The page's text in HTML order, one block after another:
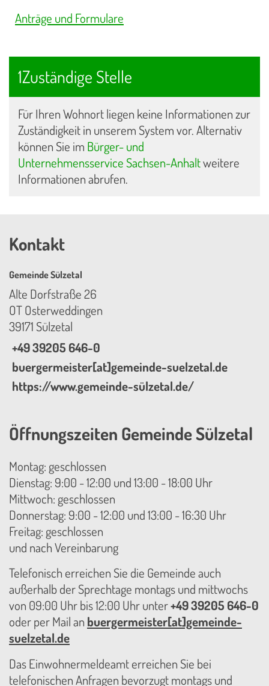
Anträge und Formulare
1Zuständige Stelle
Für Ihren Wohnort liegen keine Informationen zur
Zuständigkeit in unserem System vor. Alternativ
können Sie im Bürger- und
Unternehmensservice Sachsen-Anhaltweitere
Informationen abrufen.
Kontakt
Gemeinde Sülzetal
Alte Dorfstraße 26
OT Osterweddingen
39171 Sülzetal
+49 39205 646-0
buergermeister[at]gemeinde-suelzetal.de
https://www.gemeinde-sülzetal.de/
Öffnungszeiten Gemeinde Sülzetal
Montag: geschlossen
Dienstag: 9:00 - 12:00 und 13:00 - 18:00 Uhr
Mittwoch: geschlossen
Donnerstag: 9:00 - 12:00 und 13:00 - 16:30 Uhr
Freitag: geschlossen
und nach Vereinbarung
Telefonisch erreichen Sie die Gemeinde auch
außerhalb der Sprechtage montags und mittwochs
von 09:00 Uhr bis 12:00 Uhr unter+49 39205 646-0
oder per Mail an buergermeister[at]gemeinde-
suelzetal.de
Das Einwohnermeldeamt erreichen Sie bei
telefonischen Anfragen bevorzugt montags und